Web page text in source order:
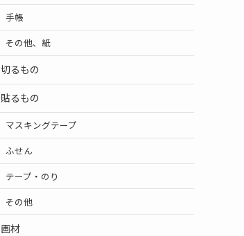
手帳
その他、紙
切るもの
貼るもの
マスキングテープ
ふせん
テープ・のり
その他
画材